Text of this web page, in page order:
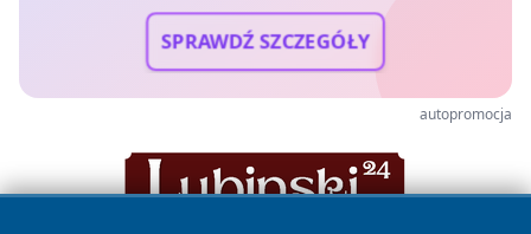
SPRAWDŹ SZCZEGÓŁY
autopromocja